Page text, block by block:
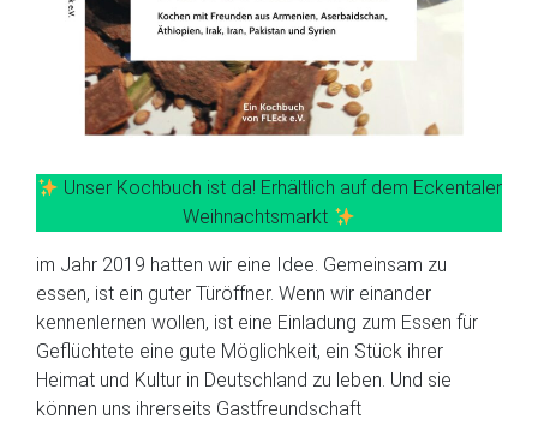
Unser Kochbuch ist da! Erhältlich auf dem Eckentaler
Weihnachtsmarkt
im Jahr 2019 hatten wir eine Idee. Gemeinsam zu
essen, ist ein guter Türöffner. Wenn wir einander
kennenlernen wollen, ist eine Einladung zum Essen für
Geflüchtete eine gute Möglichkeit, ein Stück ihrer
Heimat und Kultur in Deutschland zu leben. Und sie
können uns ihrerseits Gastfreundschaft